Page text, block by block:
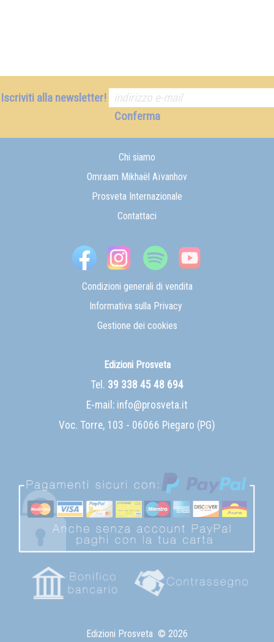
Iscriviti alla newsletter!
Conferma
Chi siamo
Omraam Mikhaël Aïvanhov
Prosveta Internazionale
Contattaci
Condizioni generali di vendita
Informativa sulla Privacy
Gestione dei cookies
Edizioni Prosveta
Tel. 39 338 45 48 694
E-mail: info@prosveta.it
Voc. Torre, 103 - 06066 Piegaro (PG)
Edizioni Prosveta © 2026